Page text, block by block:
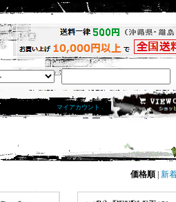
マイアカウント .
価格順 新